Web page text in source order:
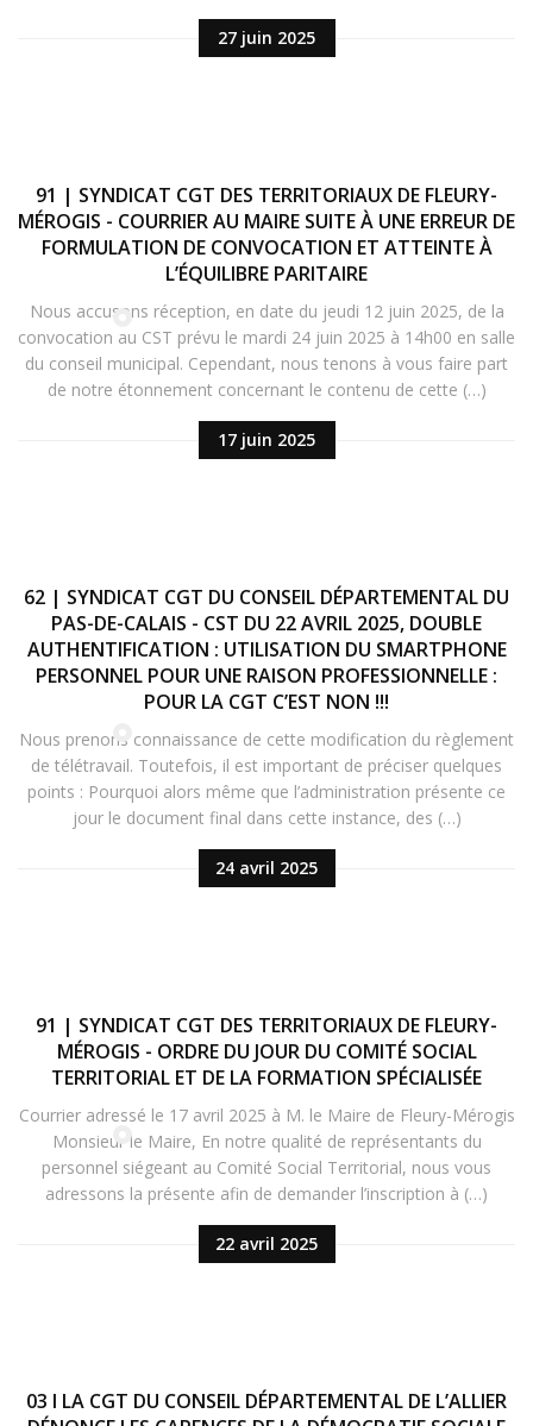
27 juin 2025
17 juin 2025
91 | SYNDICAT CGT DES TERRITORIAUX DE FLEURY-
MÉROGIS - COURRIER AU MAIRE SUITE À UNE ERREUR DE
FORMULATION DE CONVOCATION ET ATTEINTE À
L’ÉQUILIBRE PARITAIRE
Nous accusons réception, en date du jeudi 12 juin 2025, de la
convocation au CST prévu le mardi 24 juin 2025 à 14h00 en salle
du conseil municipal. Cependant, nous tenons à vous faire part
de notre étonnement concernant le contenu de cette (…)
24 avril 2025
62 | SYNDICAT CGT DU CONSEIL DÉPARTEMENTAL DU
PAS-DE-CALAIS - CST DU 22 AVRIL 2025, DOUBLE
AUTHENTIFICATION : UTILISATION DU SMARTPHONE
PERSONNEL POUR UNE RAISON PROFESSIONNELLE :
POUR LA CGT C’EST NON !!!
Nous prenons connaissance de cette modification du règlement
de télétravail. Toutefois, il est important de préciser quelques
points : Pourquoi alors même que l’administration présente ce
jour le document final dans cette instance, des (…)
22 avril 2025
91 | SYNDICAT CGT DES TERRITORIAUX DE FLEURY-
MÉROGIS - ORDRE DU JOUR DU COMITÉ SOCIAL
TERRITORIAL ET DE LA FORMATION SPÉCIALISÉE
Courrier adressé le 17 avril 2025 à M. le Maire de Fleury-Mérogis
Monsieur le Maire, En notre qualité de représentants du
personnel siégeant au Comité Social Territorial, nous vous
adressons la présente afin de demander l’inscription à (…)
03 I LA CGT DU CONSEIL DÉPARTEMENTAL DE L’ALLIER